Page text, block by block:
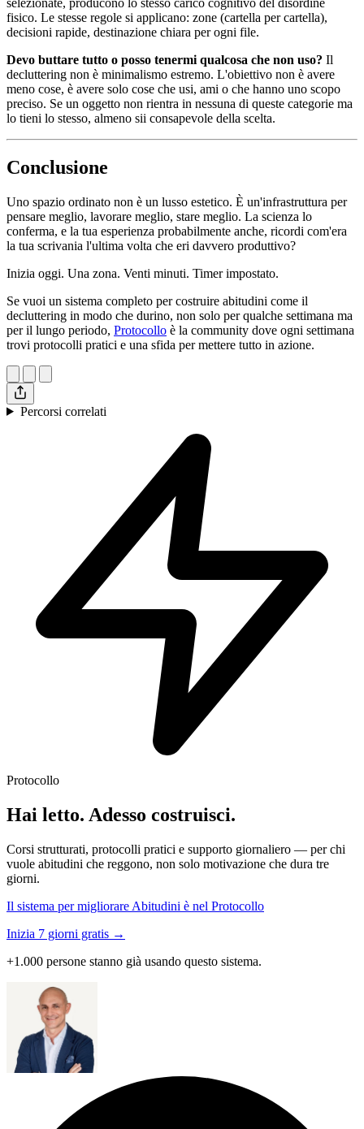
selezionate, producono lo stesso carico cognitivo del disordine
fisico. Le stesse regole si applicano: zone (cartella per cartella),
decisioni rapide, destinazione chiara per ogni file.
Devo buttare tutto o posso tenermi qualcosa che non uso? Il
decluttering non è minimalismo estremo. L'obiettivo non è avere
meno cose, è avere solo cose che usi, ami o che hanno uno scopo
preciso. Se un oggetto non rientra in nessuna di queste categorie ma
lo tieni lo stesso, almeno sii consapevole della scelta.
Conclusione
Uno spazio ordinato non è un lusso estetico. È un'infrastruttura per
pensare meglio, lavorare meglio, stare meglio. La scienza lo
conferma, e la tua esperienza probabilmente anche, ricordi com'era
la tua scrivania l'ultima volta che eri davvero produttivo?
Inizia oggi. Una zona. Venti minuti. Timer impostato.
Se vuoi un sistema completo per costruire abitudini come il
decluttering in modo che durino, non solo per qualche settimana ma
per il lungo periodo, Protocollo è la community dove ogni settimana
trovi protocolli pratici e una sfida per mettere tutto in azione.
Percorsi correlati
Protocollo
Hai letto. Adesso costruisci.
Corsi strutturati, protocolli pratici e supporto giornaliero — per chi
vuole abitudini che reggono, non solo motivazione che dura tre
giorni.
Il sistema per migliorare Abitudini è nel Protocollo
Inizia 7 giorni gratis →
+1.000 persone stanno già usando questo sistema.